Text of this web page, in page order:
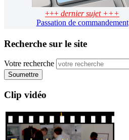
+++ dernier sujet +++
Passation de commandement
Recherche sur le site
Votre recherche
Soumettre
Clip vidéo